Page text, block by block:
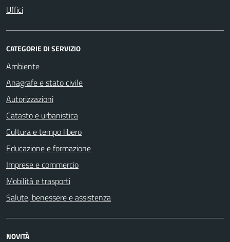
Uffici
CATEGORIE DI SERVIZIO
Ambiente
Anagrafe e stato civile
Autorizzazioni
Catasto e urbanistica
Cultura e tempo libero
Educazione e formazione
Imprese e commercio
Mobilità e trasporti
Salute, benessere e assistenza
NOVITÀ